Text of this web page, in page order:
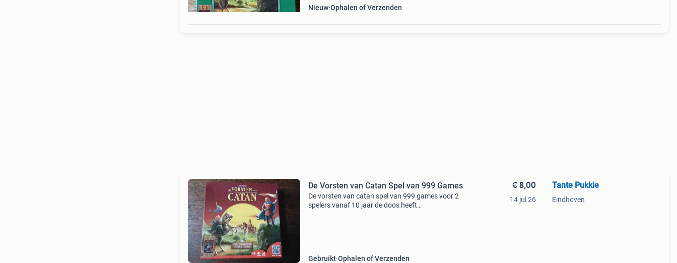
Nieuw Ophalen of Verzenden
De Vorsten van Catan Spel van 999 Games
De vorsten van catan spel van 999 games voor 2
spelers vanaf 10 jaar de doos heeft
Gebruikt Ophalen of Verzenden
€ 8,00
14 jul 26
Tante Pukkie
Eindhoven